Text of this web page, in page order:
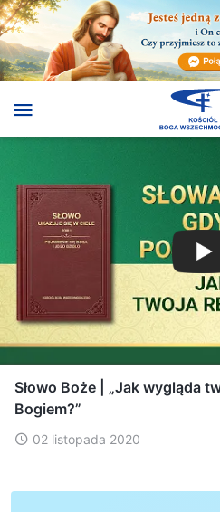
Słowo Boże | „Jak wygląda
Bogiem?”
02 listopada 2020